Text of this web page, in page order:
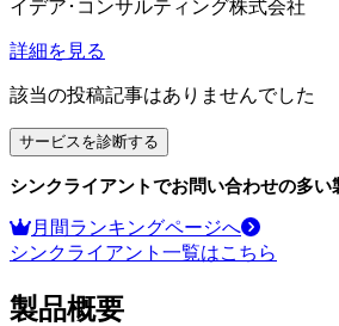
イデア･コンサルティング株式会社
詳細を見る
該当の投稿記事はありませんでした
サービスを診断する
シンクライアントでお問い合わせの多い
月間ランキングページへ
シンクライアント 一覧はこちら
製品概要